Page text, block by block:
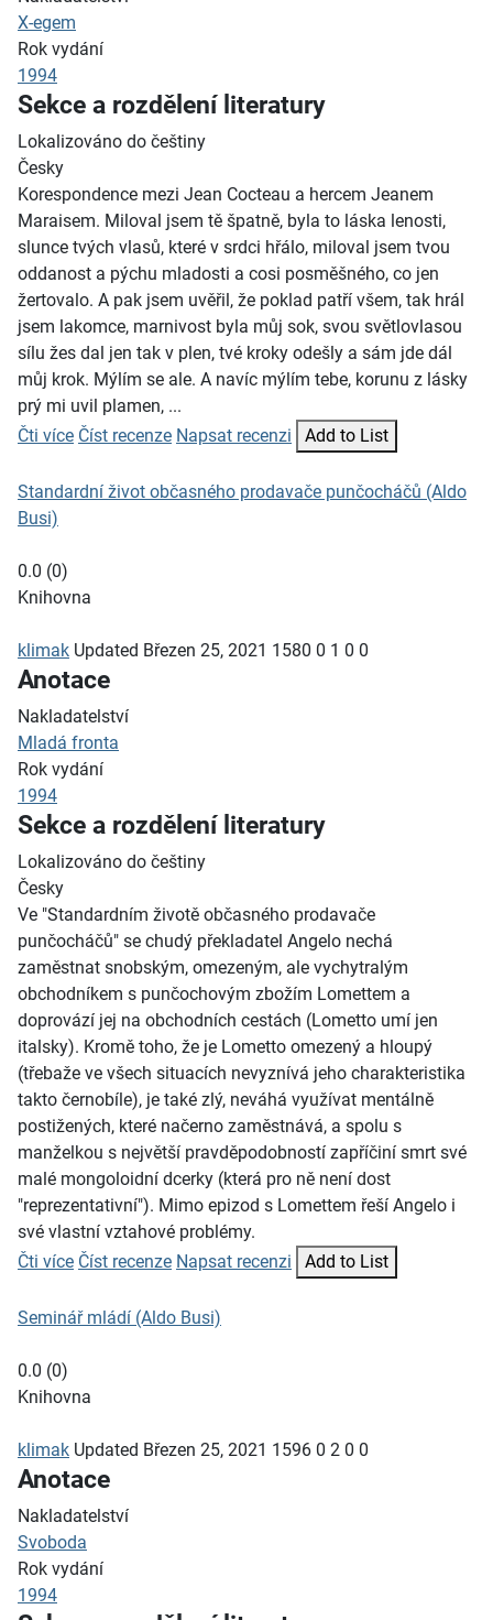
X-egem
Rok vydání
1994
Sekce a rozdělení literatury
Lokalizováno do češtiny
Česky
Korespondence mezi Jean Cocteau a hercem Jeanem
Maraisem. Miloval jsem tě špatně, byla to láska lenosti,
slunce tvých vlasů, které v srdci hřálo, miloval jsem tvou
oddanost a pýchu mladosti a cosi posměšného, co jen
žertovalo. A pak jsem uvěřil, že poklad patří všem, tak hrál
jsem lakomce, marnivost byla můj sok, svou světlovlasou
sílu žes dal jen tak v plen, tvé kroky odešly a sám jde dál
můj krok. Mýlím se ale. A navíc mýlím tebe, korunu z lásky
prý mi uvil plamen, ...
Čti více Číst recenze Napsat recenzi Add to List
Standardní život občasného prodavače punčocháčů (Aldo
Busi)
0.0 (0)
Knihovna
klimak Updated Březen 25, 2021 1580 0 1 0 0
Anotace
Nakladatelství
Mladá fronta
Rok vydání
1994
Sekce a rozdělení literatury
Lokalizováno do češtiny
Česky
Ve "Standardním životě občasného prodavače
punčocháčů" se chudý překladatel Angelo nechá
zaměstnat snobským, omezeným, ale vychytralým
obchodníkem s punčochovým zbožím Lomettem a
doprovází jej na obchodních cestách (Lometto umí jen
italsky). Kromě toho, že je Lometto omezený a hloupý
(třebaže ve všech situacích nevyznívá jeho charakteristika
takto černobíle), je také zlý, neváhá využívat mentálně
postižených, které načerno zaměstnává, a spolu s
manželkou s největší pravděpodobností zapříčiní smrt své
malé mongoloidní dcerky (která pro ně není dost
"reprezentativní"). Mimo epizod s Lomettem řeší Angelo i
své vlastní vztahové problémy.
Čti více Číst recenze Napsat recenzi Add to List
Seminář mládí (Aldo Busi)
0.0 (0)
Knihovna
klimak Updated Březen 25, 2021 1596 0 2 0 0
Anotace
Nakladatelství
Svoboda
Rok vydání
1994